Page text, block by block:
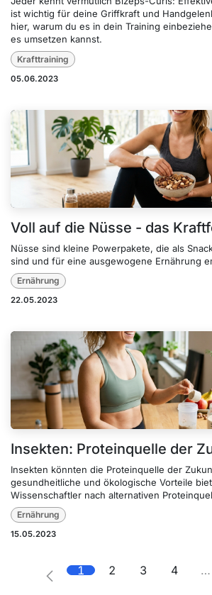
ist wichtig für deine Griffkraft und
hier, warum du es in dein Training
es umsetzen kannst.
Krafttraining
05.06.2023
Voll auf die Nüsse - das
Nüsse sind kleine Powerpakete, die als
sind und für eine ausgewogene Ernährung
Ernährung
22.05.2023
Insekten: Proteinquelle der
Insekten könnten die Proteinquelle der
gesundheitliche und ökologische Vorteile
Wissenschaftler nach alternativen
Ernährung
15.05.2023
1 2 3 4 …